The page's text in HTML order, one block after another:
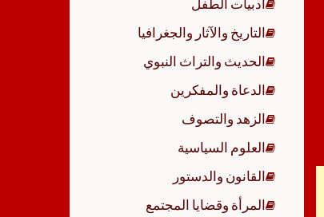
أدبيات الطفل
التاريخ والآثار والجغرافيا
الحديث والتراث النبوي
الدعاة والمفكرين
الزهد والتصوف
العلوم السياسية
القانون والدستور
المرأة وقضايا المجتمع